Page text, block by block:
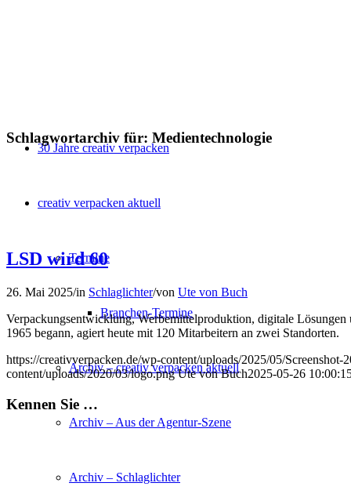
30 Jahre creativ verpacken
creativ verpacken aktuell
Termine
Branchen-Termine
Archiv – creativ verpacken aktuell
Archiv – Aus der Agentur-Szene
Archiv – Schlaglichter
Schlagwortarchiv für: Medientechnologie
LSD wird 60
26. Mai 2025/in Schlaglichter/von Ute von Buch
Verpackungsentwicklung, Werbemittelproduktion, digitale
1965 begann, agiert heute mit 120 Mitarbeitern an zwei Standorten.
https://creativverpacken.de/wp-content/uploads/2025/05/
content/uploads/2020/03/logo.png Ute von Buch2025-05-26
Kennen Sie …